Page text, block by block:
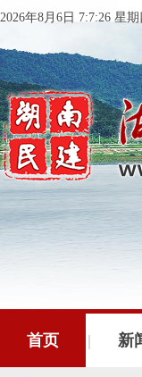
2026年8月6日 7:7:26 星期
首页 新